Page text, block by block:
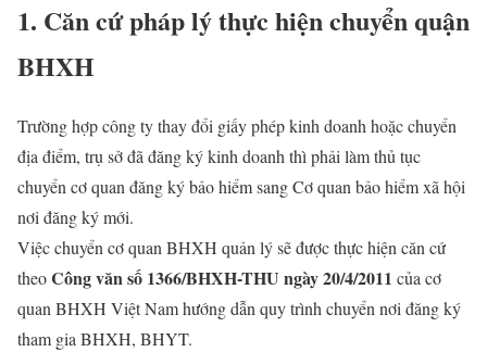
1. Căn cứ pháp lý thực hiện chuyển quận
BHXH
Trường hợp công ty thay đổi giấy phép kinh doanh hoặc chuyển
địa điểm, trụ sở đã đăng ký kinh doanh thì phải làm thủ tục
chuyển cơ quan đăng ký bảo hiểm sang Cơ quan bảo hiểm xã hội
nơi đăng ký mới.
Việc chuyển cơ quan BHXH quản lý sẽ được thực hiện căn cứ
theoCông văn số 1366/BHXH-THU ngày 20/4/2011 của cơ
quan BHXH Việt Nam hướng dẫn quy trình chuyển nơi đăng ký
tham gia BHXH, BHYT.